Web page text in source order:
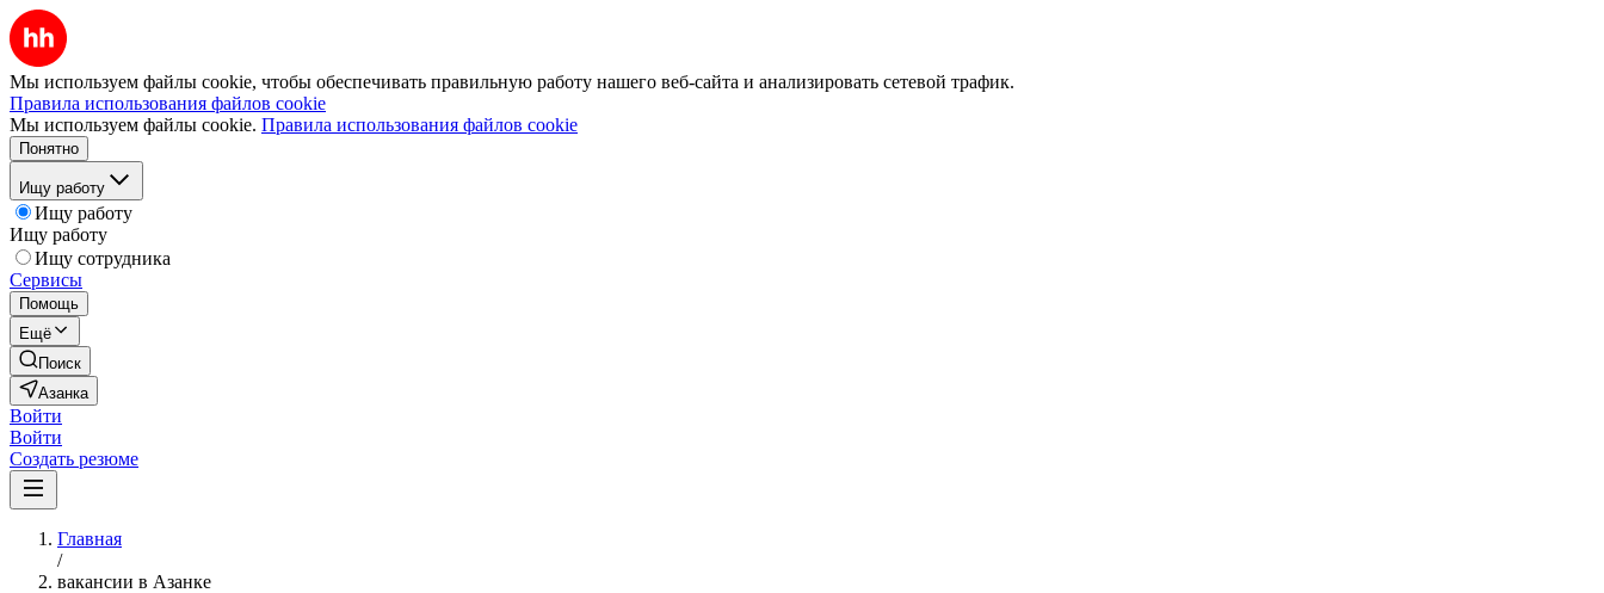
Мы используем файлы cookie, чтобы обеспечивать правильную работу нашего веб-сайта и анализировать сетевой трафик.
Правила использования файлов cookie
Мы используем файлы cookie. Правила использования файлов cookie
Понятно
Ищу работу
Ищу работу
Ищу работу
Ищу сотрудника
Сервисы
Помощь
Ещё
Поиск
Азанка
Войти
Войти
Создать резюме
Главная
/
вакансии в Азанке